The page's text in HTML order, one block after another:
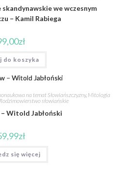
we wczesnym
– Kamil Rabiega
zł
do koszyka
na temat Słowiańszczyzny, Mitologia
Rodzimowierstwo słowiańskie
Witold Jabłoński
zł
się więcej